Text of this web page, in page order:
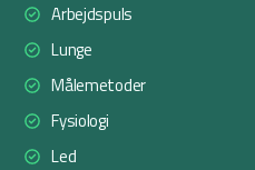
Arbejdspuls
Lunge
Målemetoder
Fysiologi
Led